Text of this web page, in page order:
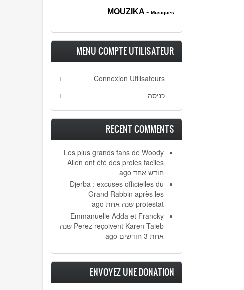
MOUZIKA - Musiques
MENU COMPTE UTILISATEUR
Connexion Utilisateurs
כניסה
RECENT COMMENTS
Les plus grands fans de Woody
Allen ont été des proies faciles
חודש אחד ago
Djerba : excuses officielles du
Grand Rabbin après les
protestat שנה אחת ago
Emmanuelle Adda et Francky
Perez reçoivent Karen Taieb שנה
אחת 3 חודשים ago
ENVOYEZ UNE DONATION